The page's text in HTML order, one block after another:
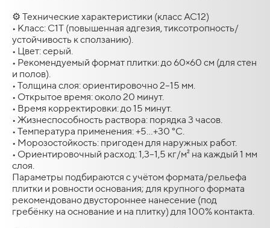
⚙️ Технические характеристики (класс AC12)
• Класс: C1T (повышенная адгезия, тиксотропность/
устойчивость к сползанию).
• Цвет: серый.
• Рекомендуемый формат плитки: до 60×60 см (для стен
и полов).
• Толщина слоя: ориентировочно 2–15 мм.
• Открытое время: около 20 минут.
• Время корректировки: до 15 минут.
• Жизнеспособность раствора: порядка 3 часов.
• Температура применения: +5…+30 °C.
• Морозостойкость: пригоден для наружных работ.
• Ориентировочный расход: 1,3–1,5 кг/м² на каждый 1 мм
слоя.
Параметры подбираются с учётом формата/рельефа
плитки и ровности основания; для крупного формата
рекомендовано двустороннее нанесение (под
гребёнку на основание и на плитку) для 100% контакта.